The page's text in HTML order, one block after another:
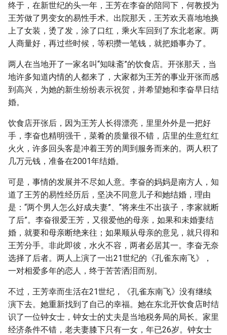
终于，在新世纪的头一年，王芳在李奋的陪同下，何教授为
王芳做了男变女的易性手术。出院那天，王芳欢天喜地地换
上了女装，烫了发，涂了口红，乘火车回到了东北老家。两
人商量好，再过些时候，等积攒一笔钱，就把婚事办了。
两人在当地开了一家名叫“知味斋”的饮食店。开张那天，当
地许多知道内情的人都来了，大家都为王芳的事业开张而感
到高兴，为她的新生纷纷表示祝贺，并希望她和李奋早日结
婚。
饮食店开张后，因为王芳人长得漂亮，里里外外是一把好
手，李奋也精明强干，菜肴的质量很不错，店里的生意红红
火火，许多回头客是冲着王芳的周到服务而来的。两人积了
几万元钱，准备在2001年结婚。
可是，事情的发展并不尽如人意。李奋的妈妈是南方人，知
道了王芳的易性经历后，坚决不同意儿子和她结婚，理由
是：“两个男人怎么好成夫妻”、“将来生不出孩子，李家就断
了后”。李奋很爱王芳，又很爱他的母亲，如果和未婚妻结
婚，就要和母亲断绝来往；如果顺从母亲的意见，就只得和
王芳分手。非此即彼，水火不容，两者必居其一。李奋无奈
选择了后者。两人上演了一出21世纪的《孔雀东南飞》，
一对相爱多年的恋人，终于苦苦洒泪而别。
不过，王芳幸而生活在21世纪，《孔雀东南飞》没有继续
演下去。她重新找到了自己的幸福。她在东北开饮食店时结
识了一位钟女士，钟女士的丈夫是当地税务局的局长。家里
经济条件不错，老夫妻膝下只有一女，年已26岁。钟女士